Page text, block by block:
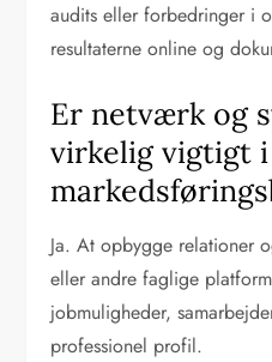
audits eller forbedringer i
resultaterne online og
Er netværk og
virkelig vigtigt i
Ja. At opbygge relationer
eller andre faglige
jobmuligheder,
professionel profil.